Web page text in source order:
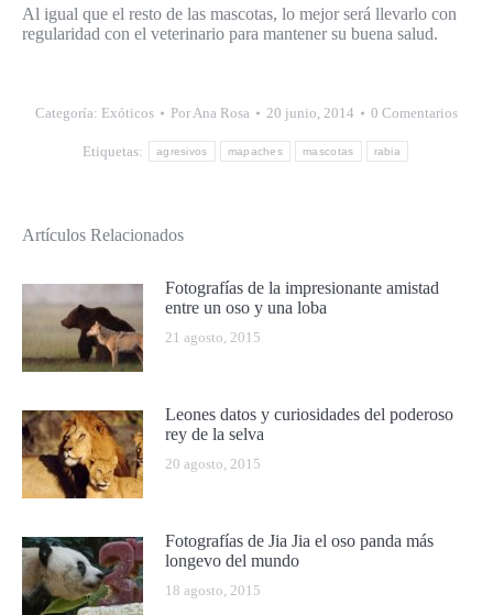
Al igual que el resto de las mascotas, lo mejor será llevarlo con
regularidad con el veterinario para mantener su buena salud.
Categoría: Exóticos PorAna Rosa 20 junio, 2014 0 Comentarios
Etiquetas: agresivos mapaches mascotas rabia
Artículos Relacionados
Fotografías de la impresionante amistad
entre un oso y una loba
21 agosto, 2015
Leones datos y curiosidades del poderoso
rey de la selva
20 agosto, 2015
Fotografías de Jia Jia el oso panda más
longevo del mundo
18 agosto, 2015